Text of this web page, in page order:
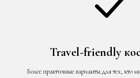
Travel-friendly
Более практичные варианты для тех, кто